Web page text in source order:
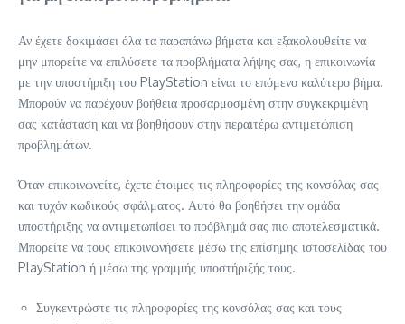
Αν έχετε δοκιμάσει όλα τα παραπάνω βήματα και εξακολουθείτε να
μην μπορείτε να επιλύσετε τα προβλήματα λήψης σας, η επικοινωνία
με την υποστήριξη του PlayStation είναι το επόμενο καλύτερο βήμα.
Μπορούν να παρέχουν βοήθεια προσαρμοσμένη στην συγκεκριμένη
σας κατάσταση και να βοηθήσουν στην περαιτέρω αντιμετώπιση
προβλημάτων.
Όταν επικοινωνείτε, έχετε έτοιμες τις πληροφορίες της κονσόλας σας
και τυχόν κωδικούς σφάλματος. Αυτό θα βοηθήσει την ομάδα
υποστήριξης να αντιμετωπίσει το πρόβλημά σας πιο αποτελεσματικά.
Μπορείτε να τους επικοινωνήσετε μέσω της επίσημης ιστοσελίδας του
PlayStation ή μέσω της γραμμής υποστήριξής τους.
Συγκεντρώστε τις πληροφορίες της κονσόλας σας και τους